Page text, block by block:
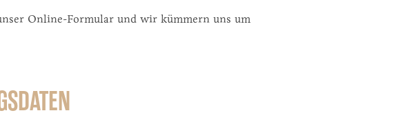
Online-Formular und wir kümmern uns um